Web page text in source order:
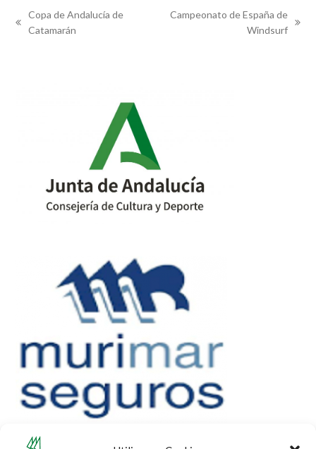
previous
Copa de Andalucía de
Catamarán
Campeonato de España de
Windsurf